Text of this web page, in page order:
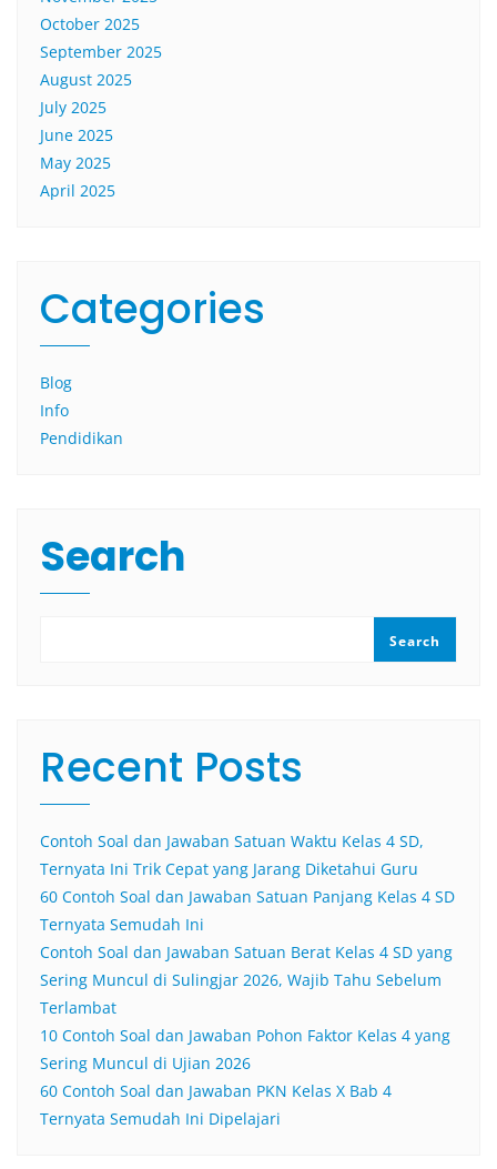
October 2025
September 2025
August 2025
July 2025
June 2025
May 2025
April 2025
Categories
Blog
Info
Pendidikan
Search
Search
Recent Posts
Contoh Soal dan Jawaban Satuan Waktu Kelas 4 SD,
Ternyata Ini Trik Cepat yang Jarang Diketahui Guru
60 Contoh Soal dan Jawaban Satuan Panjang Kelas 4 SD
Ternyata Semudah Ini
Contoh Soal dan Jawaban Satuan Berat Kelas 4 SD yang
Sering Muncul di Sulingjar 2026, Wajib Tahu Sebelum
Terlambat
10 Contoh Soal dan Jawaban Pohon Faktor Kelas 4 yang
Sering Muncul di Ujian 2026
60 Contoh Soal dan Jawaban PKN Kelas X Bab 4
Ternyata Semudah Ini Dipelajari